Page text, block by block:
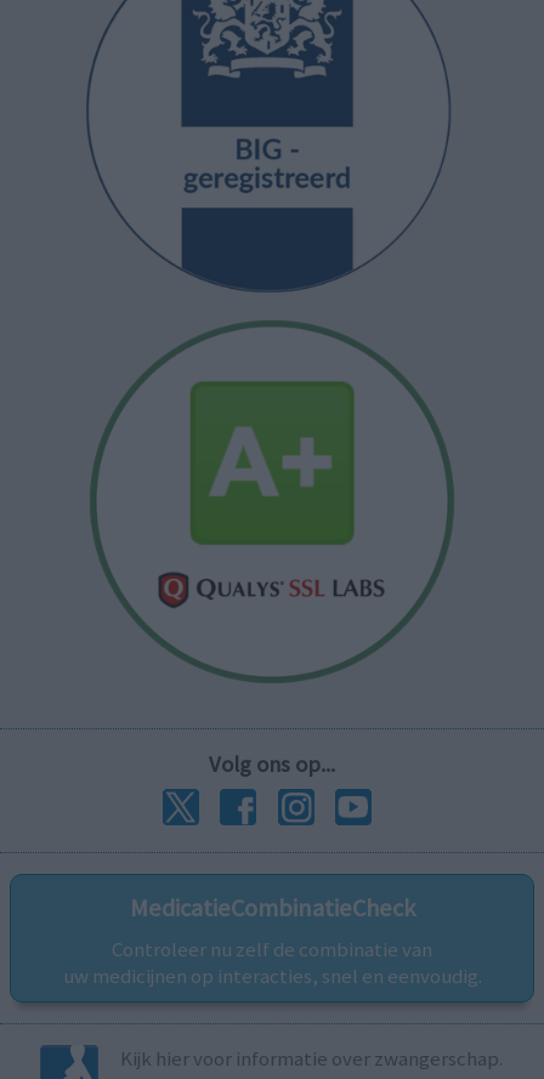
Volg ons op...
MedicatieCombinatieCheck
Controleer nu zelf de combinatie van
uw medicijnen op interacties, snel en eenvoudig.
Kijk hier voor informatie over zwangerschap.